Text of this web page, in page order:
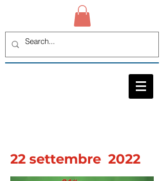
22 settembre 2022